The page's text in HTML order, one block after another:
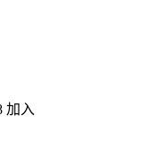
加入